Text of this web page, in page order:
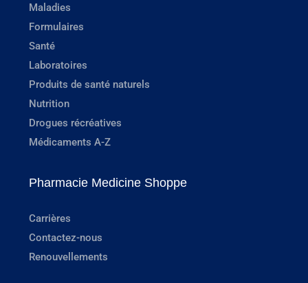
Maladies
Formulaires
Santé
Laboratoires
Produits de santé naturels
Nutrition
Drogues récréatives
Médicaments A-Z
Pharmacie Medicine Shoppe
Carrières
Contactez-nous
Renouvellements